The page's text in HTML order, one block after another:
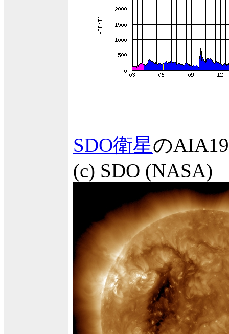
SDO衛星の
(c) SDO (NASA)